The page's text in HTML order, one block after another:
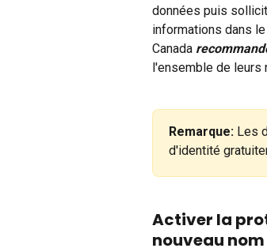
données puis
informations dans
Canada
l'ensemble de leurs
Remarque: Les
d'identité
Activer la
nouveau